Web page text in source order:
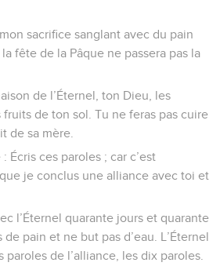
sacrifice sanglant avec du pain
fête de la Pâque ne passera pas la
de l’Éternel, ton Dieu, les
de ton sol. Tu ne feras pas cuire
de sa mère.
Écris ces paroles ; car c’est
je conclus une alliance avec toi et
l’Éternel quarante jours et quarante
pain et ne but pas d’eau. L’Éternel
de l’alliance, les dix paroles.